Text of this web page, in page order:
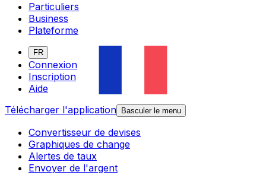
Particuliers
Business
Plateforme
FR
Connexion
Inscription
Aide
Télécharger l'application
Basculer le menu
Convertisseur de devises
Graphiques de change
Alertes de taux
Envoyer de l'argent